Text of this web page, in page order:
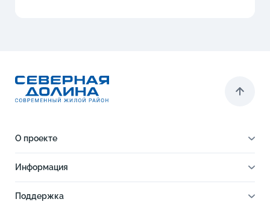
О проекте
Инфраструктура
Информация
Поддержка